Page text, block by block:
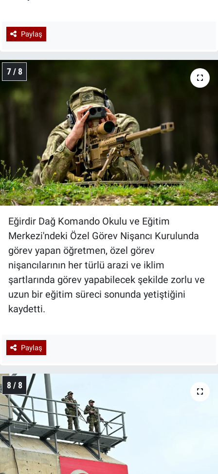
Paylaş
7 / 8
Eğirdir Dağ Komando Okulu ve Eğitim
Merkezi'ndeki Özel Görev Nişancı Kurulunda
görev yapan öğretmen, özel görev
nişancılarının her türlü arazi ve iklim
şartlarında görev yapabilecek şekilde zorlu ve
uzun bir eğitim süreci sonunda yetiştiğini
kaydetti.
Paylaş
8 / 8